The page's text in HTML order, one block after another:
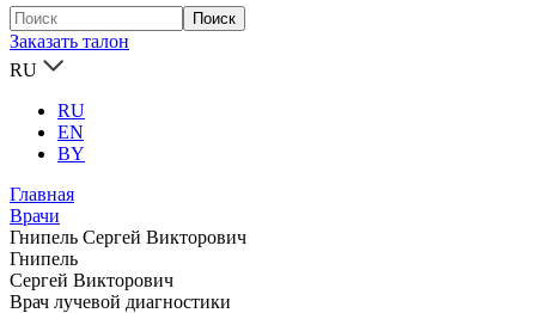
Заказать талон
RU
RU
EN
BY
Главная
Врачи
Гнипель Сергей Викторович
Гнипель
Сергей Викторович
Врач лучевой диагностики